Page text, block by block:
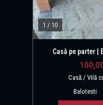
1 / 10
Casă pe parter
Casă / Vilă
Balotesti